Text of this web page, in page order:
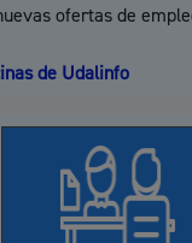
ofertas de
de Udalinfo